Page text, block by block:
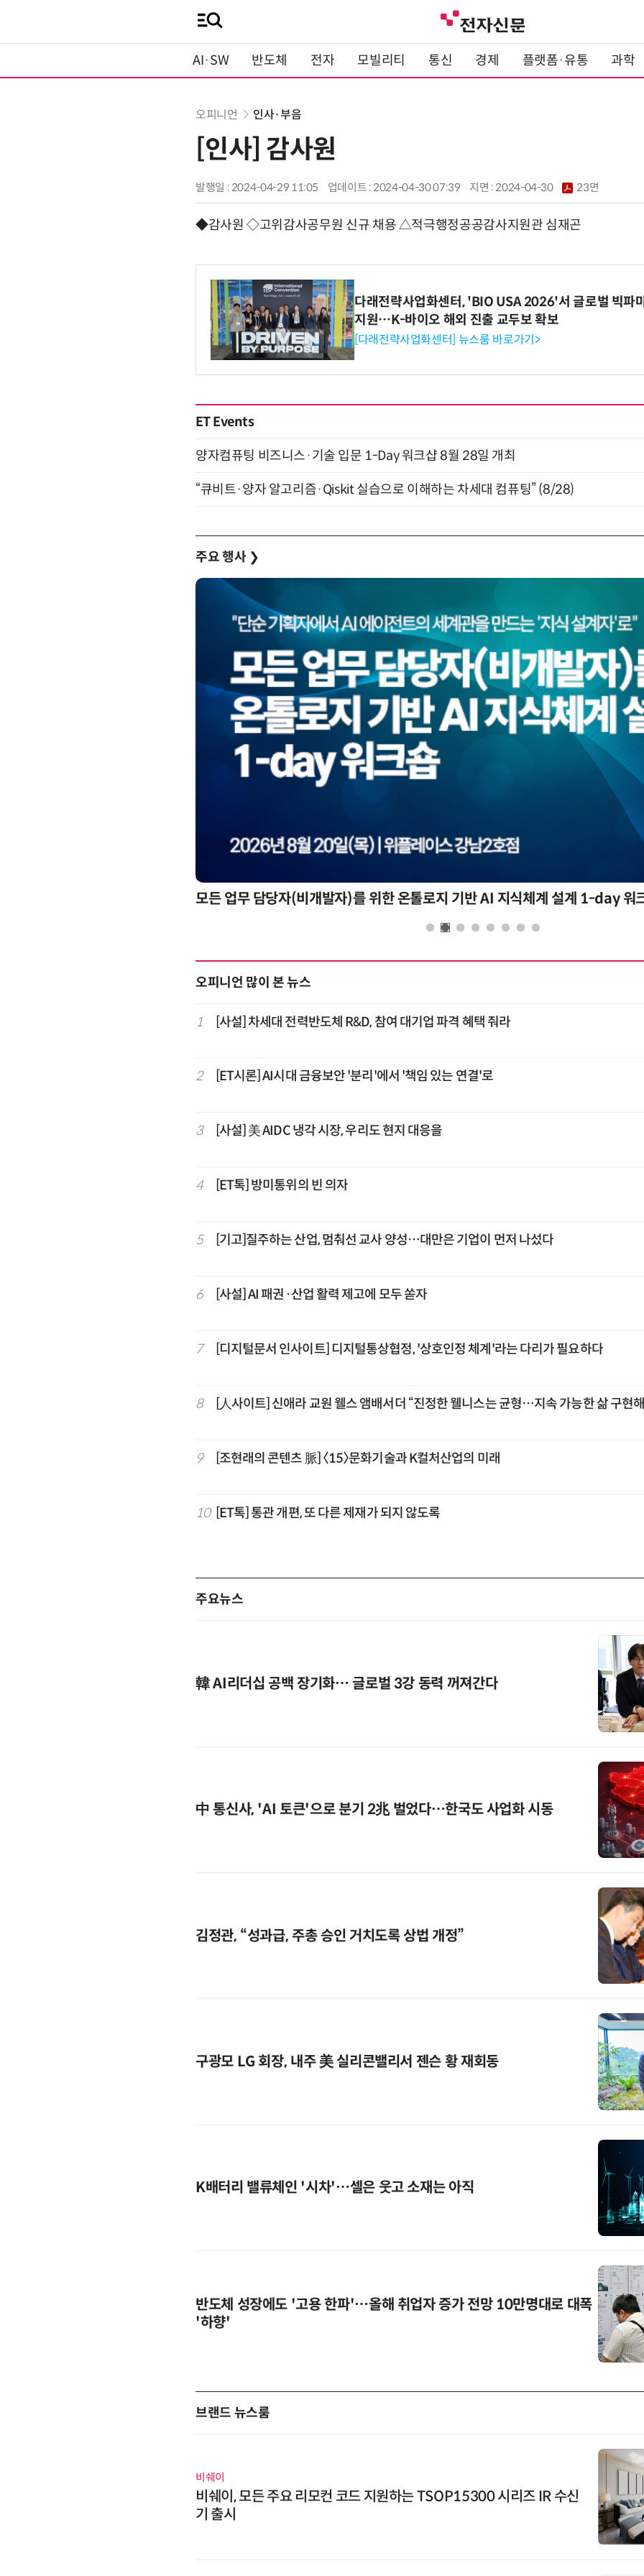
AI·SW 반도체 전자 모빌리티 통신 경제 플랫폼·유통 과학
오피니언 인사·부음
[인사] 감사원
발행일 : 2024-04-29 11:05 업데이트 : 2024-04-30 07:39 지면 :2024-04-30 23면
◆감사원 ◇고위감사공무원 신규 채용 △적극행정공공감사지원관 심재곤
다래전략사업화센터, 'BIO USA 2026'서 글로벌 빅파
지원…K-바이오 해외 진출 교두보 확보
[다래전략사업화센터] 뉴스룸 바로가기>
ET Events
양자컴퓨팅 비즈니스·기술 입문 1-Day 워크샵 8월 28일 개최
“큐비트·양자 알고리즘·Qiskit 실습으로 이해하는 차세대 컴퓨팅” (8/28)
주요 행사 ❯
모든 업무 담당자(비개발자)를 위한 온톨로지 기반 AI 지식체계 설계 1-day 워
오피니언 많이 본 뉴스
1 [사설] 차세대 전력반도체 R&D, 참여 대기업 파격 혜택 줘라
2 [ET시론] AI시대 금융보안 '분리'에서 '책임 있는 연결'로
3 [사설] 美 AIDC 냉각 시장, 우리도 현지 대응을
4 [ET톡] 방미통위의 빈 의자
5 [기고]질주하는 산업, 멈춰선 교사 양성…대만은 기업이 먼저 나섰다
6 [사설] AI 패권·산업 활력 제고에 모두 쏟자
7 [디지털문서 인사이트] 디지털통상협정, '상호인정 체계'라는 다리가 필요하다
8 [人사이트] 신애라 교원 웰스 앰배서더 “진정한 웰니스는 균형…지속 가능한 삶 구현
9 [조현래의 콘텐츠 脈] 〈15〉문화기술과 K컬처산업의 미래
10 [ET톡] 통관 개편, 또 다른 제재가 되지 않도록
주요뉴스
韓 AI리더십 공백 장기화… 글로벌 3강 동력 꺼져간다
中 통신사, 'AI 토큰'으로 분기 2兆 벌었다…한국도 사업화 시동
김정관, “성과급, 주총 승인 거치도록 상법 개정”
구광모 LG 회장, 내주 美 실리콘밸리서 젠슨 황 재회동
K배터리 밸류체인 '시차'…셀은 웃고 소재는 아직
반도체 성장에도 '고용 한파'…올해 취업자 증가 전망 10만명대로 대폭
'하향'
브랜드 뉴스룸
비쉐이
비쉐이, 모든 주요 리모컨 코드 지원하는 TSOP15300 시리즈 IR 수신
기 출시